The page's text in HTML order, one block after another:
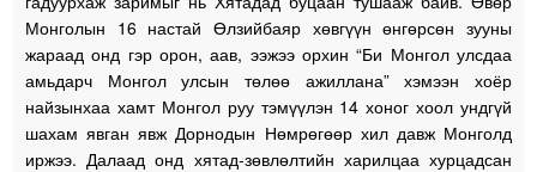
Монголын 16 настай Өлзийбаяр хөвгүүн өнгөрсөн зууны
жараад онд гэр орон, аав, ээжээ орхин “Би Монгол улсдаа
амьдарч Монгол улсын төлөө ажиллана” хэмээн хоёр
найзынхаа хамт Монгол руу тэмүүлэн 14 хоног хоол ундгүй
шахам явган явж Дорнодын Нөмрөгөөр хил давж Монголд
иржээ. Далаад онд хятад-зөвлөлтийн харилцаа хурцадсан